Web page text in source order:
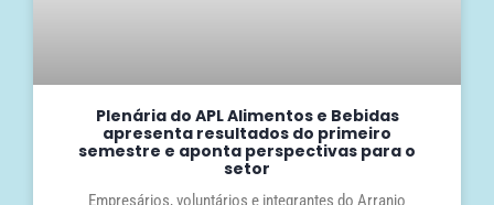
Plenária do APL Alimentos e Bebidas
apresenta resultados do primeiro
semestre e aponta perspectivas para o
setor
Empresários, voluntários e integrantes do Arranjo